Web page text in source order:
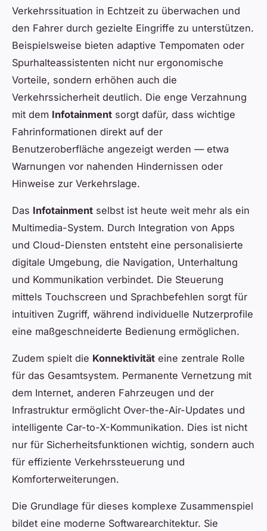
Verkehrssituation in Echtzeit zu überwachen und
den Fahrer durch gezielte Eingriffe zu unterstützen.
Beispielsweise bieten adaptive Tempomaten oder
Spurhalteassistenten nicht nur ergonomische
Vorteile, sondern erhöhen auch die
Verkehrssicherheit deutlich. Die enge Verzahnung
mit dem Infotainment sorgt dafür, dass wichtige
Fahrinformationen direkt auf der
Benutzeroberfläche angezeigt werden — etwa
Warnungen vor nahenden Hindernissen oder
Hinweise zur Verkehrslage.
Das Infotainment selbst ist heute weit mehr als ein
Multimedia-System. Durch Integration von Apps
und Cloud-Diensten entsteht eine personalisierte
digitale Umgebung, die Navigation, Unterhaltung
und Kommunikation verbindet. Die Steuerung
mittels Touchscreen und Sprachbefehlen sorgt für
intuitiven Zugriff, während individuelle Nutzerprofile
eine maßgeschneiderte Bedienung ermöglichen.
Zudem spielt die Konnektivität eine zentrale Rolle
für das Gesamtsystem. Permanente Vernetzung mit
dem Internet, anderen Fahrzeugen und der
Infrastruktur ermöglicht Over-the-Air-Updates und
intelligente Car-to-X-Kommunikation. Dies ist nicht
nur für Sicherheitsfunktionen wichtig, sondern auch
für effiziente Verkehrssteuerung und
Komforterweiterungen.
Die Grundlage für dieses komplexe Zusammenspiel
bildet eine moderne Softwarearchitektur. Sie